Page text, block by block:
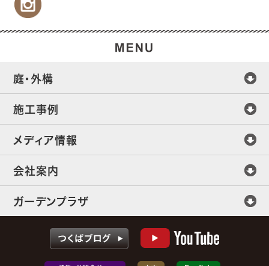
庭・外構
施工事例
メディア情報
会社案内
ガーデンプラザ